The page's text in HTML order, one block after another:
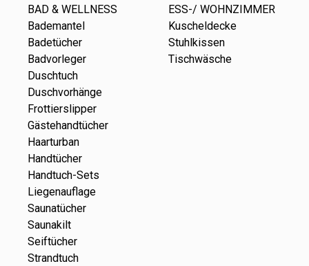
BAD & WELLNESS
Bademantel
Badetücher
Badvorleger
Duschtuch
Duschvorhänge
Frottierslipper
Gästehandtücher
Haarturban
Handtücher
Handtuch-Sets
Liegenauflage
Saunatücher
Saunakilt
Seiftücher
Strandtuch
ESS-/ WOHNZIMMER
Kuscheldecke
Stuhlkissen
Tischwäsche